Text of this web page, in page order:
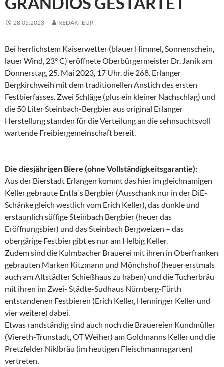
28.05.2023 REDAKTEUR
Bei herrlichstem Kaiserwetter (blauer Himmel, Sonnenschein,
lauer Wind, 23° C) eröffnete Oberbürgermeister Dr. Janik am
Donnerstag, 25. Mai 2023, 17 Uhr, die 268. Erlanger
Bergkirchweih mit dem traditionellen Anstich des ersten
Festbierfasses. Zwei Schläge (plus ein kleiner Nachschlag) und
die 50 Liter Steinbach-Bergbier aus original Erlanger
Herstellung standen für die Verteilung an die sehnsuchtsvoll
wartende Freibiergemeinschaft bereit.
Die diesjährigen Biere (ohne Vollständigkeitsgarantie):
Aus der Bierstadt Erlangen kommt das hier im gleichnamigen
Keller gebraute Entla`s Bergbier (Ausschank nur in der DiE-
Schänke gleich westlich vom Erich Keller), das dunkle und
erstaunlich süffige Steinbach Bergbier (heuer das
Eröffnungsbier) und das Steinbach Bergweizen – das
obergärige Festbier gibt es nur am Helbig Keller.
Zudem sind die Kulmbacher Brauerei mit ihren in Oberfranken
gebrauten Marken Kitzmann und Mönchshof (heuer erstmals
auch am Altstädter Schießhaus zu haben) und die Tucherbräu
mit ihren im Zwei- Städte-Sudhaus Nürnberg-Fürth
entstandenen Festbieren (Erich Keller, Henninger Keller und
vier weitere) dabei.
Etwas randständig sind auch noch die Brauereien Kundmüller
(Viereth-Trunstadt, OT Weiher) am Goldmanns Keller und die
Pretzfelder Niklbräu (im heutigen Fleischmannsgarten)
vertreten.